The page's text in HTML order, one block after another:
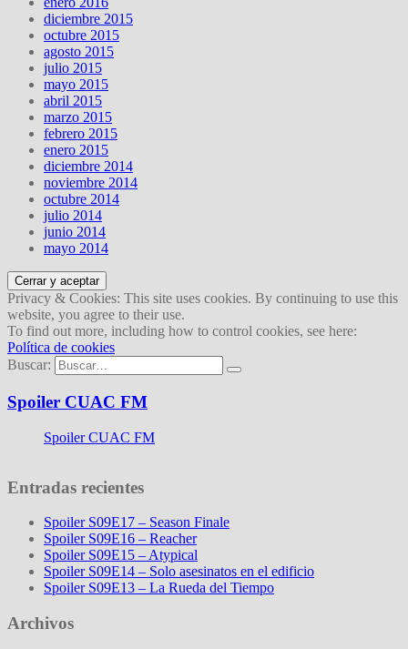
diciembre 2015
octubre 2015
agosto 2015
julio 2015
mayo 2015
abril 2015
marzo 2015
febrero 2015
enero 2015
diciembre 2014
noviembre 2014
octubre 2014
julio 2014
junio 2014
mayo 2014
Privacy & Cookies: This site uses cookies. By continuing to use this
website, you agree to their use.
To find out more, including how to control cookies, see here:
Política de cookies
Buscar:
Spoiler CUAC FM
Spoiler CUAC FM
Entradas recientes
Spoiler S09E17 – Season Finale
Spoiler S09E16 – Reacher
Spoiler S09E15 – Atypical
Spoiler S09E14 – Solo asesinatos en el edificio
Spoiler S09E13 – La Rueda del Tiempo
Archivos